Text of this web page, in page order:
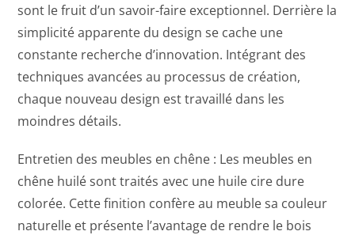
sont le fruit d’un savoir-faire exceptionnel. Derrière la
simplicité apparente du design se cache une
constante recherche d’innovation. Intégrant des
techniques avancées au processus de création,
chaque nouveau design est travaillé dans les
moindres détails.
Entretien des meubles en chêne : Les meubles en
chêne huilé sont traités avec une huile cire dure
colorée. Cette finition confère au meuble sa couleur
naturelle et présente l’avantage de rendre le bois